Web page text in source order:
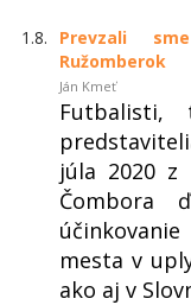
1.8.
Prevzali
Ružomberok
Ján Kmeť
júla 2020
Čombora
mesta v
ako aj v